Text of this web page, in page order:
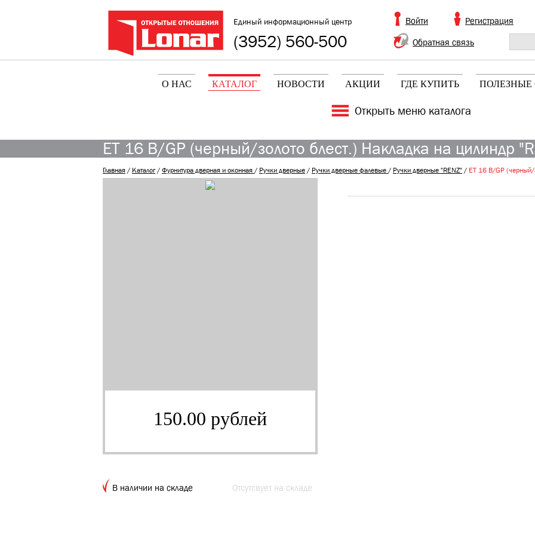
Единый информационный центр
(3952) 560-500
Войти
Регистрация
Обратная связь
О НАС КАТАЛОГ НОВОСТИ АКЦИИ ГДЕ КУПИТЬ ПОЛЕЗНЫЕ
Открыть меню каталога
ET 16 B/GP (черный/золото блест.) Накладка на цилиндр
Главная/ Каталог/Фурнитура дверная и оконная/ Ручки дверные/ Ручки дверные фалевые/ Ручки дверные "RENZ"/ ET 16 B/GP (черный/
150.00 рублей
В наличии на складе Отсутсвует на складе